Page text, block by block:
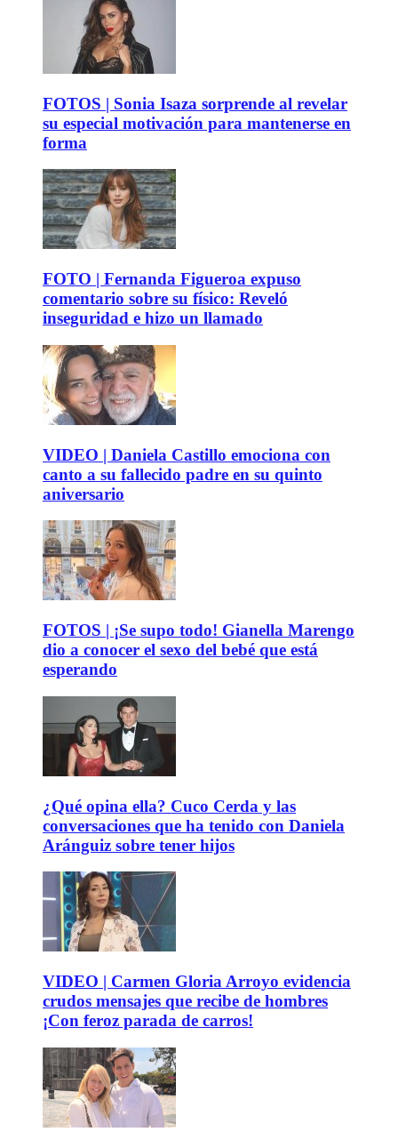
FOTOS | Sonia Isaza sorprende al revelar
su especial motivación para mantenerse en
forma
FOTO | Fernanda Figueroa expuso
comentario sobre su físico: Reveló
inseguridad e hizo un llamado
VIDEO | Daniela Castillo emociona con
canto a su fallecido padre en su quinto
aniversario
FOTOS | ¡Se supo todo! Gianella Marengo
dio a conocer el sexo del bebé que está
esperando
¿Qué opina ella? Cuco Cerda y las
conversaciones que ha tenido con Daniela
Aránguiz sobre tener hijos
VIDEO | Carmen Gloria Arroyo evidencia
crudos mensajes que recibe de hombres
¡Con feroz parada de carros!